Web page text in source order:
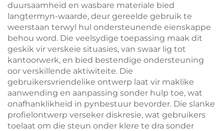
duursaamheid en wasbare materiale bied
langtermyn-waarde, deur gereelde gebruik te
weerstaan terwyl hul ondersteunende eienskappe
behou word. Die veelsydige toepassing maak dit
geskik vir verskeie situasies, van swaar lig tot
kantoorwerk, en bied bestendige ondersteuning
oor verskillende aktiwiteite. Die
gebruikersvriendelike ontwerp laat vir maklike
aanwending en aanpassing sonder hulp toe, wat
onafhanklikheid in pynbestuur bevorder. Die slanke
profielontwerp verseker diskresie, wat gebruikers
toelaat om die steun onder klere te dra sonder